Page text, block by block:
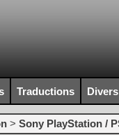
Traductions Divers
> Sony PlayStation /